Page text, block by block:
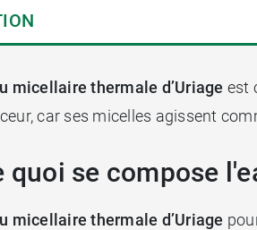
micellaire thermale d’Uriage est
car ses micelles agissent
quoi se compose
micellaire thermale d’Uriage